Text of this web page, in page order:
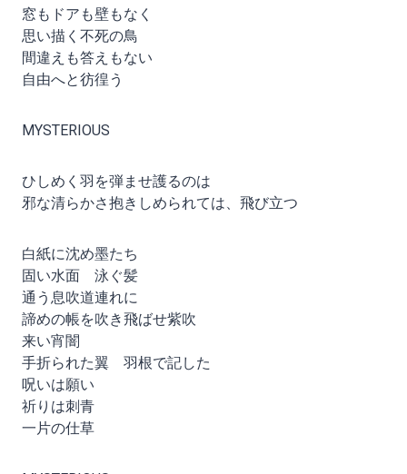
窓もドアも壁もなく
思い描く不死の鳥
間違えも答えもない
自由へと彷徨う
MYSTERIOUS
ひしめく羽を弾ませ護るのは
邪な清らかさ抱きしめられては、飛び立つ
白紙に沈め墨たち
固い水面 泳ぐ髪
通う息吹道連れに
諦めの帳を吹き飛ばせ紫吹
来い宵闇
手折られた翼 羽根で記した
呪いは願い
祈りは刺青
一片の仕草